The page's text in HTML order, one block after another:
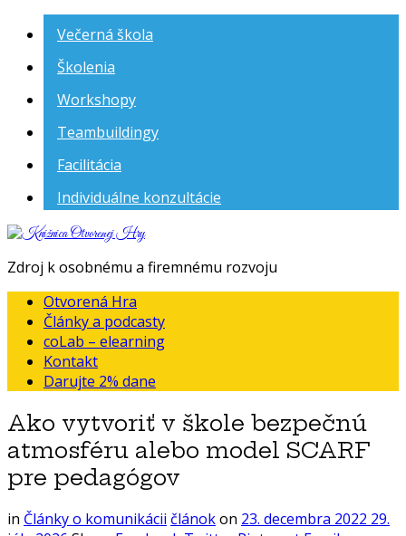
Večerná škola
Školenia
Workshopy
Teambuildingy
Facilitácia
Individuálne konzultácie
Knižnica
Hry
Zdroj k osobnému a firemnému rozvoju
Otvorená Hra
Články a podcasty
coLab – elearning
Kontakt
Darujte 2% dane
Ako vytvoriť v škole bezpečnú
atmosféru alebo model SCARF
pre pedagógov
in Články o komunikácii článokon 23. decembra 2022 29.